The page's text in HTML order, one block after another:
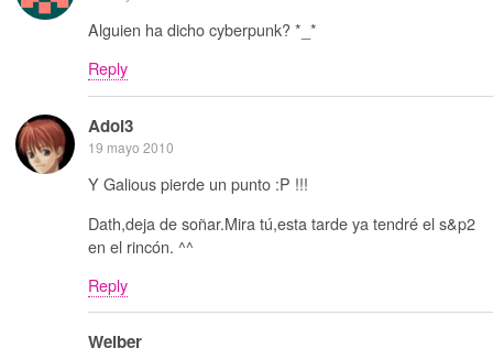
Alguien ha dicho cyberpunk? *_*
Reply
Adol3
19 mayo 2010
Y Galious pierde un punto :P !!!
Dath,deja de soñar.Mira tú,esta tarde ya tendré el s&p2
en el rincón. ^^
Reply
Weiber